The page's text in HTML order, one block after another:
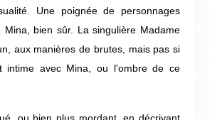
Une poignée de personnages
bien sûr. La singulière Madame
aux manières de brutes, mais pas si
intime avec Mina, ou l'ombre de ce
ou bien plus mordant, en décrivant